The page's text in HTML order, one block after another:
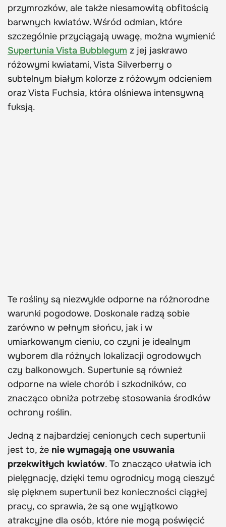
przymrozków, ale także niesamowitą obfitością
barwnych kwiatów. Wśród odmian, które
szczególnie przyciągają uwagę, można wymienić
Supertunia Vista Bubblegum z jej jaskrawo
różowymi kwiatami, Vista Silverberry o
subtelnym białym kolorze z różowym odcieniem
oraz Vista Fuchsia, która olśniewa intensywną
fuksją.
Te rośliny są niezwykle odporne na różnorodne
warunki pogodowe. Doskonale radzą sobie
zarówno w pełnym słońcu, jak i w
umiarkowanym cieniu, co czyni je idealnym
wyborem dla różnych lokalizacji ogrodowych
czy balkonowych. Supertunie są również
odporne na wiele chorób i szkodników, co
znacząco obniża potrzebę stosowania środków
ochrony roślin.
Jedną z najbardziej cenionych cech supertunii
jest to, że nie wymagają one usuwania
przekwitłych kwiatów. To znacząco ułatwia ich
pielęgnację, dzięki temu ogrodnicy mogą cieszyć
się pięknem supertunii bez konieczności ciągłej
pracy, co sprawia, że są one wyjątkowo
atrakcyjne dla osób, które nie mogą poświęcić